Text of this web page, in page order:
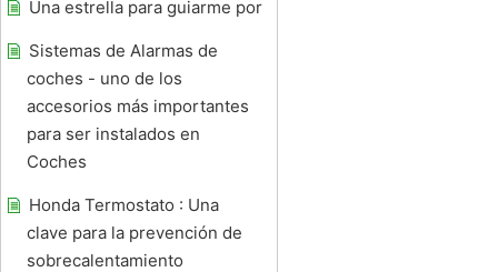
Una estrella para guiarme por
Sistemas de Alarmas de
coches - uno de los
accesorios más importantes
para ser instalados en
Coches
Honda Termostato : Una
clave para la prevención de
sobrecalentamiento